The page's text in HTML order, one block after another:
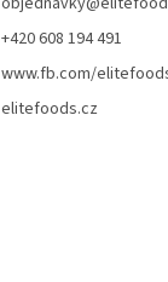
+420 608 194 491
www.fb.com/
elitefoods.cz